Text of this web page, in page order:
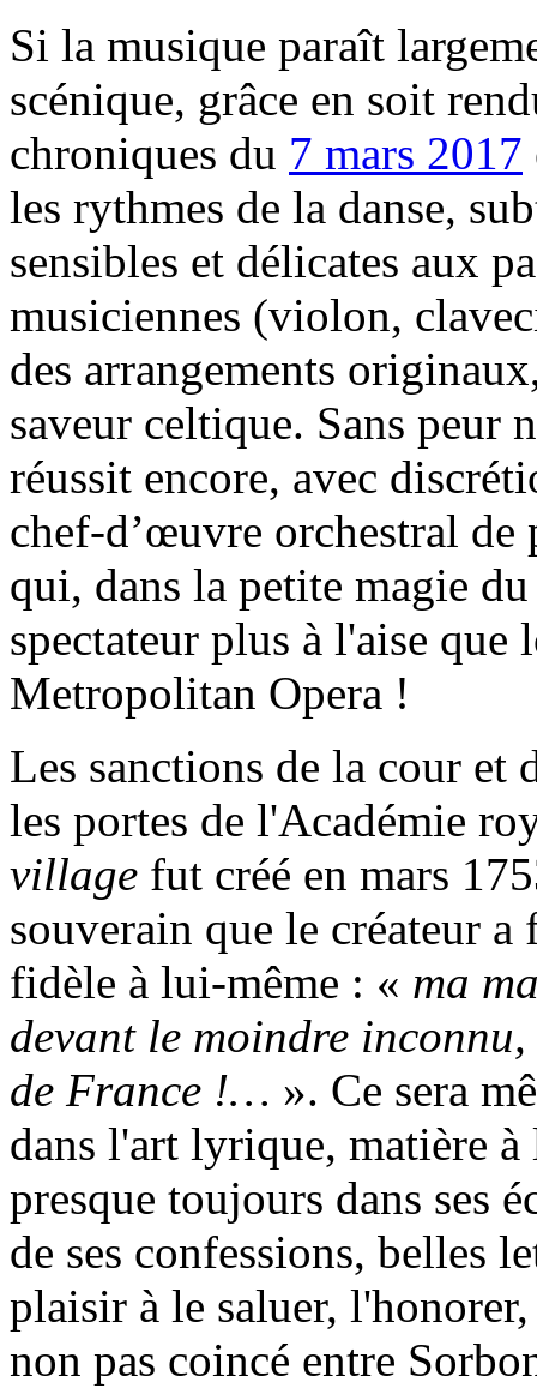
Si la musique paraît
scénique, grâce en soit
chroniques du 7 mars 2017
les rythmes de la danse,
sensibles et délicates aux
musiciennes (violon,
des arrangements
saveur celtique. Sans peur
réussit encore, avec
chef-d’œuvre orchestral de
qui, dans la petite magie
spectateur plus à l'aise
Metropolitan Opera !
Les sanctions de la cour et
les portes de l'Académie
village fut créé en mars
souverain que le créateur
fidèle à lui-même : « ma
devant le moindre
de France !… ». Ce sera
dans l'art lyrique, matière
presque toujours dans ses
de ses confessions, belles
plaisir à le saluer,
non pas coincé entre